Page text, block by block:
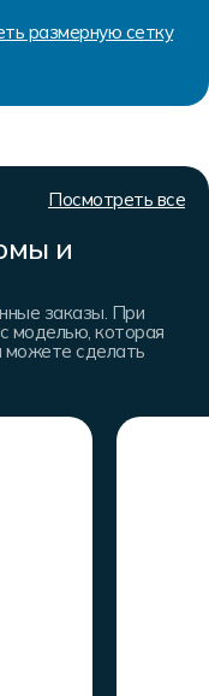
размерную сетку
и
заказы. При
моделью, которая
можете сделать
Посмотреть все